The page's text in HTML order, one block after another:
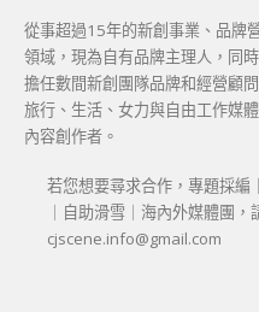
從事超過15年的新創事業、品牌
領域，現為自有品牌主理人，同
擔任數間新創團隊品牌和經營顧
旅行、生活、女力與自由工作媒
內容創作者。
若您想要尋求合作，專題採編
｜自助滑雪｜海內外媒體團，
cjscene.info@gmail.com